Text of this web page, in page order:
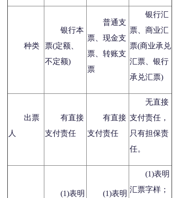
种类
银行本
票(定额、
不定额)
普通支
票、现金支
票、转账支
票
银行汇
票、商业汇
票(商业承兑
汇票、银行
承兑汇票)
出票
人
有直接
支付责任
有直接
支付责任
无直接
支付责任，
只有担保责
任。
(1)表明
(1)表明
(1)表明
汇票字样；